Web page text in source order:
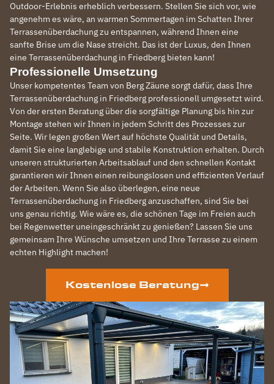
Outdoor-Erlebnis erheblich verbessern. Stellen Sie sich vor, wie
angenehm es wäre, an warmen Sommertagen im Schatten Ihrer
Terrassenüberdachung zu entspannen, während Ihnen eine
sanfte Brise um die Nase streicht. Das ist der Luxus, den Ihnen
eine Terrassenüberdachung in Friedberg bieten kann!
Professionelle Umsetzung
Unser kompetentes Team von Berg Zäune sorgt dafür, dass Ihre
Terrassenüberdachung in Friedberg professionell umgesetzt wird.
Von der ersten Beratung über die sorgfältige Planung bis hin zur
Montage stehen wir Ihnen in jedem Schritt des Prozesses zur
Seite. Wir legen großen Wert auf höchste Qualität und Details,
damit Sie eine langlebige und stabile Konstruktion erhalten. Durch
unseren strukturierten Arbeitsablauf und den schnellen Kontakt
garantieren wir Ihnen einen reibungslosen und effizienten Verlauf
der Arbeiten. Wenn Sie also überlegen, eine neue
Terrassenüberdachung in Friedberg anzuschaffen, sind Sie bei
uns genau richtig. Wie wäre es, die schönen Tage im Freien auch
bei Regenwetter uneingeschränkt zu genießen? Lassen Sie uns
gemeinsam Ihre Wünsche umsetzen und Ihre Terrasse zu einem
echten Highlight machen!
Kostenlose Beratung